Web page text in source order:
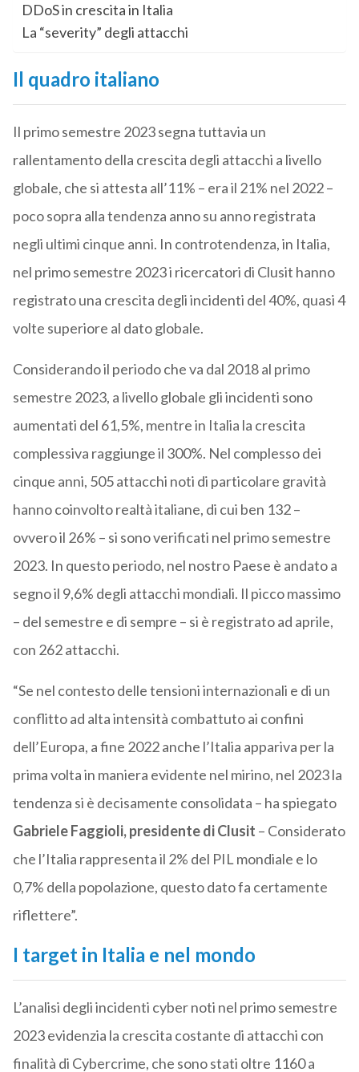
DDoS in crescita in Italia
La “severity” degli attacchi
Il quadro italiano
Il primo semestre 2023 segna tuttavia un
rallentamento della crescita degli attacchi a livello
globale, che si attesta all’11% – era il 21% nel 2022 –
poco sopra alla tendenza anno su anno registrata
negli ultimi cinque anni. In controtendenza, in Italia,
nel primo semestre 2023 i ricercatori di Clusit hanno
registrato una crescita degli incidenti del 40%, quasi 4
volte superiore al dato globale.
Considerando il periodo che va dal 2018 al primo
semestre 2023, a livello globale gli incidenti sono
aumentati del 61,5%, mentre in Italia la crescita
complessiva raggiunge il 300%. Nel complesso dei
cinque anni, 505 attacchi noti di particolare gravità
hanno coinvolto realtà italiane, di cui ben 132 –
ovvero il 26% – si sono verificati nel primo semestre
2023. In questo periodo, nel nostro Paese è andato a
segno il 9,6% degli attacchi mondiali. Il picco massimo
– del semestre e di sempre – si è registrato ad aprile,
con 262 attacchi.
“Se nel contesto delle tensioni internazionali e di un
conflitto ad alta intensità combattuto ai confini
dell’Europa, a fine 2022 anche l’Italia appariva per la
prima volta in maniera evidente nel mirino, nel 2023 la
tendenza si è decisamente consolidata – ha spiegato
Gabriele Faggioli, presidente di Clusit – Considerato
che l’Italia rappresenta il 2% del PIL mondiale e lo
0,7% della popolazione, questo dato fa certamente
riflettere”.
I target in Italia e nel mondo
L’analisi degli incidenti cyber noti nel primo semestre
2023 evidenzia la crescita costante di attacchi con
finalità di Cybercrime, che sono stati oltre 1160 a